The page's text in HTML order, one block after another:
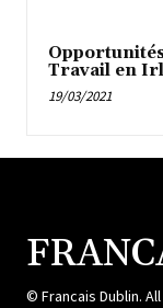
Travail en
19/03/2021
© Francais Dublin.